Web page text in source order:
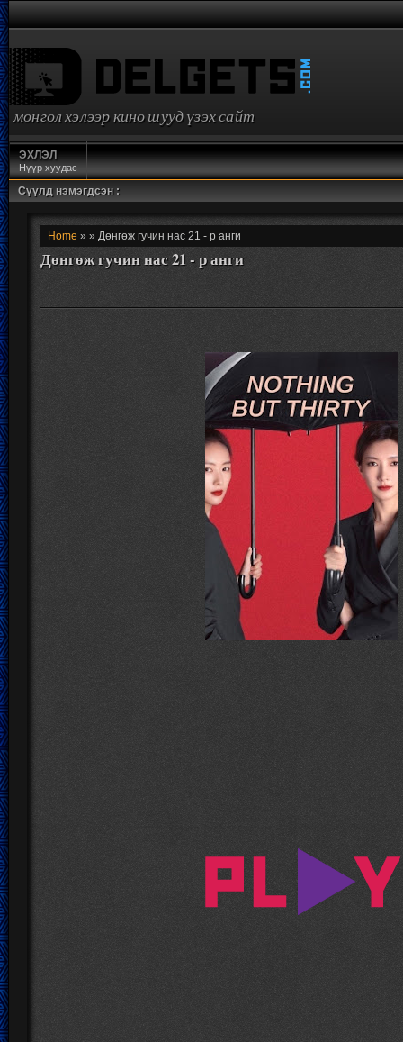
монгол хэлээр кино шууд үзэх сайт
ЭХЛЭЛ
Нүүр хуудас
Сүүлд нэмэгдсэн :
Home » » Дөнгөж гучин нас 21 - р анги
Дөнгөж гучин нас 21 - р анги